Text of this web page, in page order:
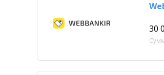
30